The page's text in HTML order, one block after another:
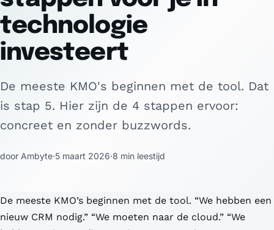
technologie
investeert
De meeste KMO's beginnen met de tool. Dat
is stap 5. Hier zijn de 4 stappen ervoor:
concreet en zonder buzzwords.
door Ambyte·5 maart 2026·8 min leestijd
De meeste KMO’s beginnen met de tool. “We hebben een
nieuw CRM nodig.” “We moeten naar de cloud.” “We